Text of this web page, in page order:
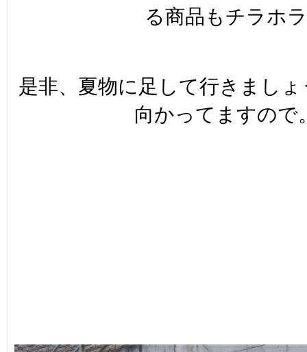
る商品もチラホラ
是非、夏物に足して行きまし
向かってますので